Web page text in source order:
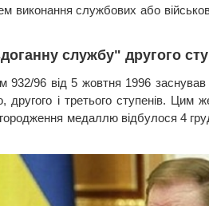
виконання службових або
службу" другого
96 від 5 жовтня 1996 заснував
і третього ступенів. Цим
медаллю відбулося 4